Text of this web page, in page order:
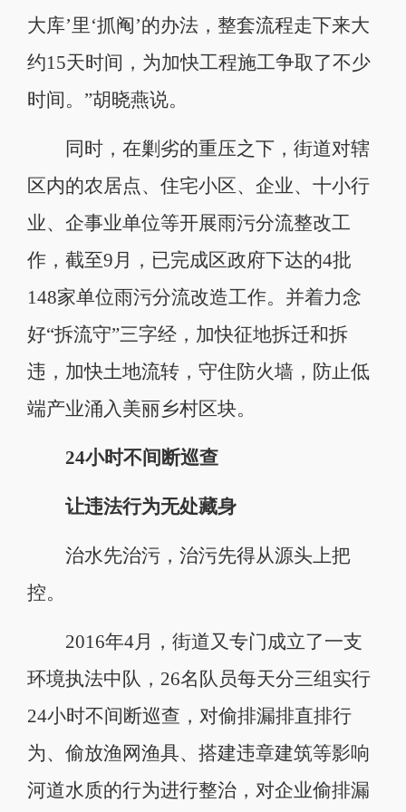
大库’里‘抓阄’的办法，整套流程走下来大
约15天时间，为加快工程施工争取了不少
时间。”胡晓燕说。
同时，在剿劣的重压之下，街道对辖
区内的农居点、住宅小区、企业、十小行
业、企事业单位等开展雨污分流整改工
作，截至9月，已完成区政府下达的4批
148家单位雨污分流改造工作。并着力念
好“拆流守”三字经，加快征地拆迁和拆
违，加快土地流转，守住防火墙，防止低
端产业涌入美丽乡村区块。
24小时不间断巡查
让违法行为无处藏身
治水先治污，治污先得从源头上把
控。
2016年4月，街道又专门成立了一支
环境执法中队，26名队员每天分三组实行
24小时不间断巡查，对偷排漏排直排行
为、偷放渔网渔具、搭建违章建筑等影响
河道水质的行为进行整治，对企业偷排漏